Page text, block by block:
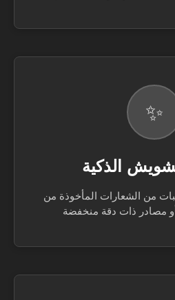
✨
الذكية
من الشعارات المأخوذة من
مصادر ذات دقة منخفضة